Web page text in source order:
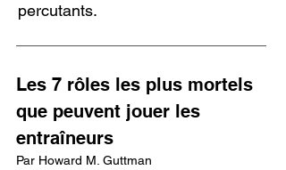
percutants.
Les 7 rôles les plus mortels
que peuvent jouer les
entraîneurs
Par Howard M. Guttman